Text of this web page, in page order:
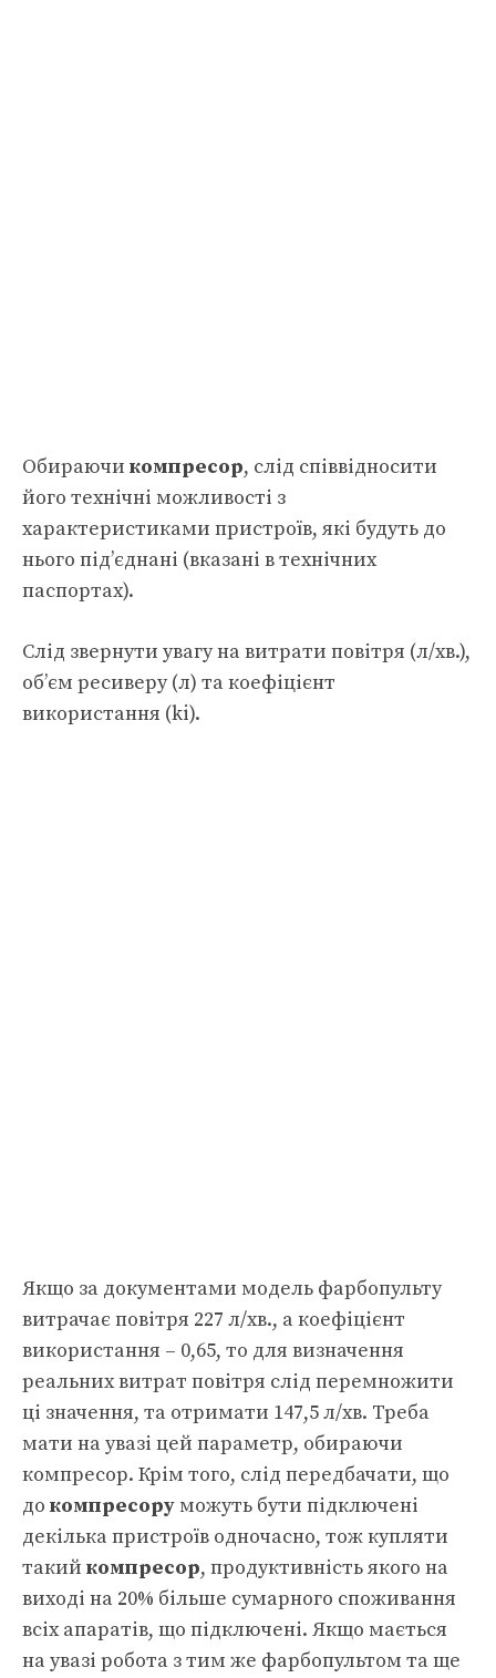
Обираючи компресор, слід співвідносити
його технічні можливості з
характеристиками пристроїв, які будуть до
нього під’єднані (вказані в технічних
паспортах).
Слід звернути увагу на витрати повітря (л/хв.),
об’єм ресиверу (л) та коефіцієнт
використання (ki).
Якщо за документами модель фарбопульту
витрачає повітря 227 л/хв., а коефіцієнт
використання – 0,65, то для визначення
реальних витрат повітря слід перемножити
ці значення, та отримати 147,5 л/хв. Треба
мати на увазі цей параметр, обираючи
компресор. Крім того, слід передбачати, що
до компресоруможуть бути підключені
декілька пристроїв одночасно, тож купляти
такий компресор, продуктивність якого на
виході на 20% більше сумарного споживання
всіх апаратів, що підключені. Якщо мається
на увазі робота з тим же фарбопультом та ще